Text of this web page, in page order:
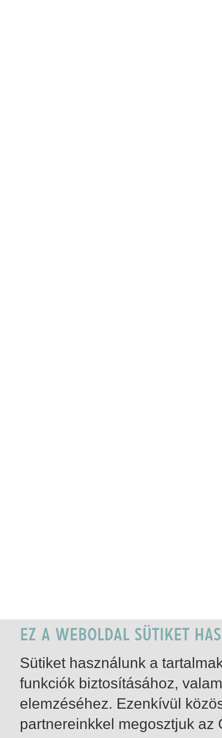
Sütiket használunk a
funkciók biztosításához,
elemzéséhez. Ezenkívül
partnereinkkel megosztjuk